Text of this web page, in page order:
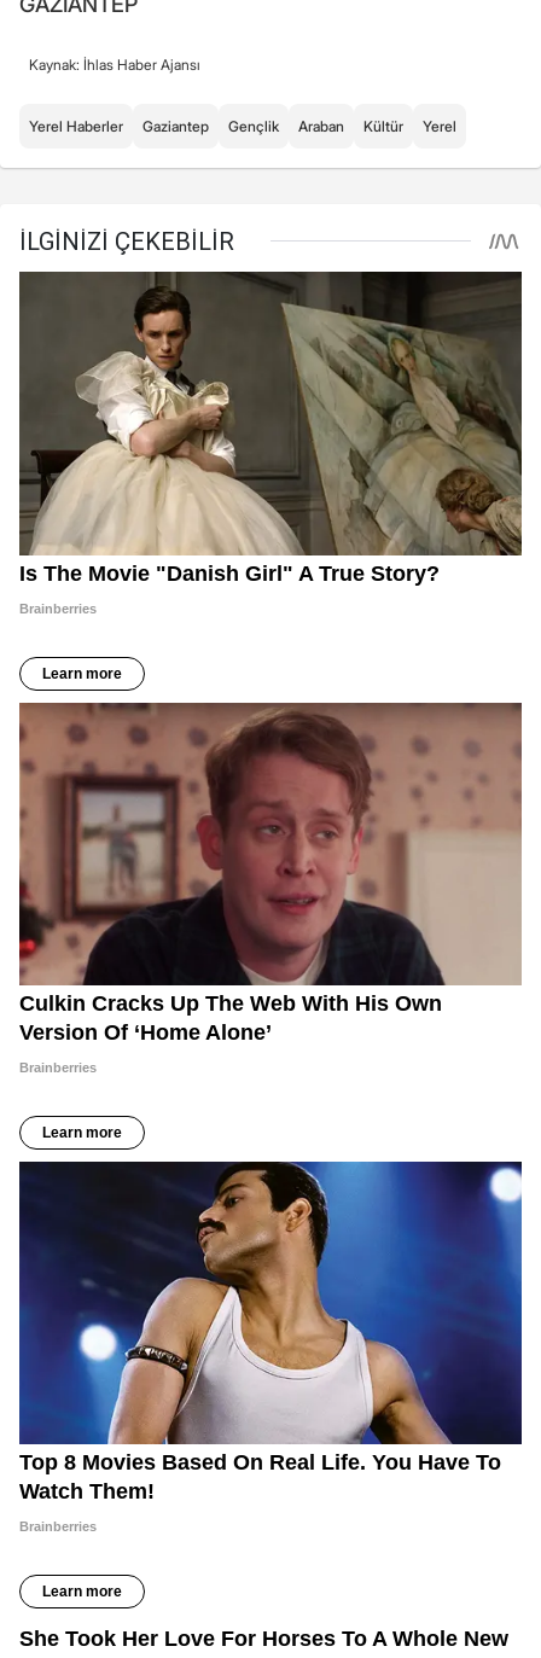
Kaynak: İhlas Haber Ajansı
Yerel Haberler Gaziantep Gençlik Araban Kültür Yerel